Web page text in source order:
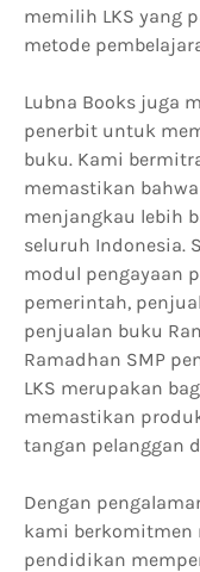
memilih LKS yang
metode
Lubna Books juga
penerbit untuk
buku. Kami
memastikan
menjangkau lebih
seluruh Indonesia.
modul pengayaan
pemerintah,
penjualan buku
Ramadhan SMP
LKS merupakan
memastikan
tangan pelanggan
Dengan
kami berkomitmen
pendidikan